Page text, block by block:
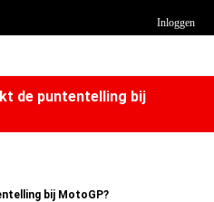
Inloggen
de puntentelling bij
bij MotoGP?